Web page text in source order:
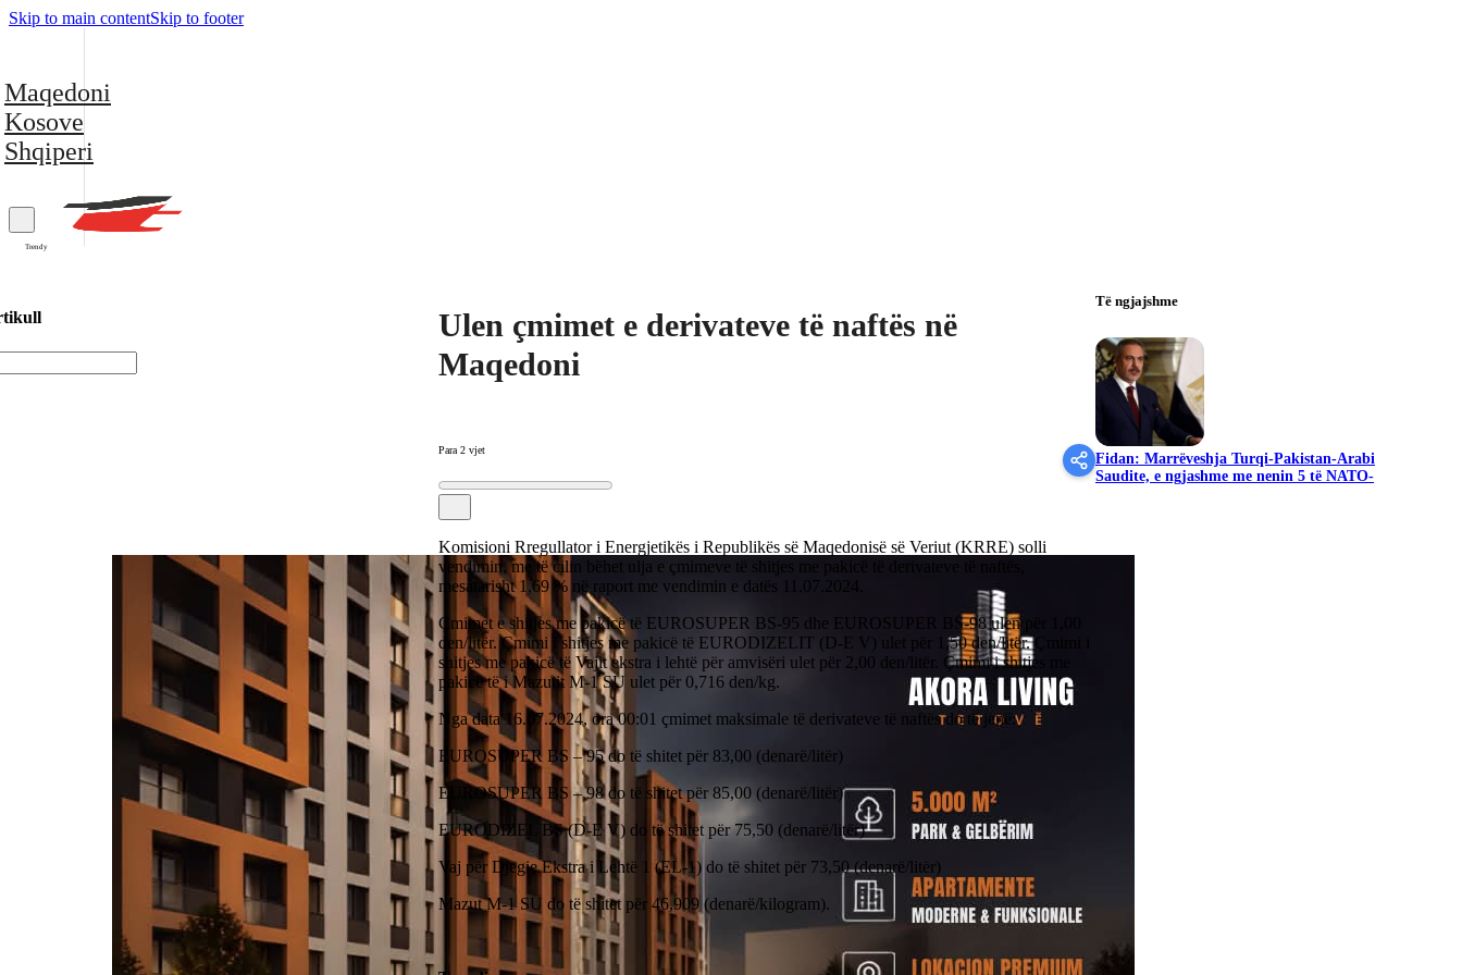
Skip to main contentSkip to footer
Maqedoni
Kosove
Shqiperi
Trendy
Ulen çmimet e derivateve të naftës në
Maqedoni
Para 2 vjet
Komisioni Rregullator i Energjetikës i Republikës së Maqedonisë së Veriut (KRRE) solli
vendimin, me të cilin bëhet ulja e çmimeve të shitjes me pakicë të derivateve të naftës,
mesatarisht 1,69 % në raport me vendimin e datës 11.07.2024.
Çmimet e shitjes me pakicë të EUROSUPER BS-95 dhe EUROSUPER BS-98 ulen për 1,00
den/litër. Çmimi i shitjes me pakicë të EURODIZELIT (D-Е V) ulet për 1,50 den/litër. Çmimi i
shitjes me pakicë të Vajit ekstra i lehtë për amvisëri ulet për 2,00 den/litër. Çmimi i shitjes me
pakicë të i Мazutit М-1 SU ulet për 0,716 den/kg.
Nga data 16.07.2024, ora 00:01 çmimet maksimale të derivateve të naftës do të jenë:
EUROSUPER BS – 95 do të shitet për 83,00 (denarë/litër)
EUROSUPER BS – 98 do të shitet për 85,00 (denarë/litër)
EURODIZEL BS (D-E V) do të shitet për 75,50 (denarë/litër)
Vaj për Djegie Ekstra i Lehtë 1 (EL-1) do të shitet për 73,50 (denarë/litër)
Mazut М-1 SU do të shitet për 46,909 (denarë/kilogram).
Të ngjajshme
Fidan: Marrëveshja Turqi-Pakistan-Arabi
Saudite, e ngjashme me nenin 5 të NATO-